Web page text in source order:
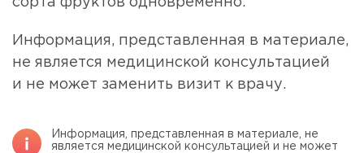
Информация, представленная в материале,
не является медицинской консультацией
и не может заменить визит к врачу.
Информация, представленная в материале, не
является медицинской консультацией и не может